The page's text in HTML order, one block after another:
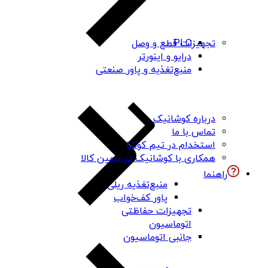
PLC
درایو و اینورتر
منبع‌تغذیه و پاور صنعتی
منبع‌تغذیه ریلی
پاور کف‌خواب
تجهیزات حفاظتی
اتوماسیون
جانبی اتوماسیون
تجهیزات قطع و وصل
درباره کوشانیک
تماس با ما
استخدام در تیم کوشا
همکاری با کوشانیک در تامین کالا
راهنما